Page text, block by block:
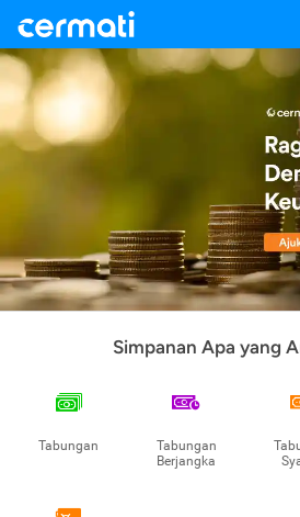
Simpanan Apa yang
Tabungan
Tabungan
Berjangka